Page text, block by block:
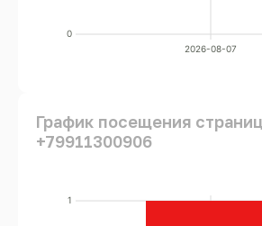
0
2026-08-07
График посещения
+79911300906
1